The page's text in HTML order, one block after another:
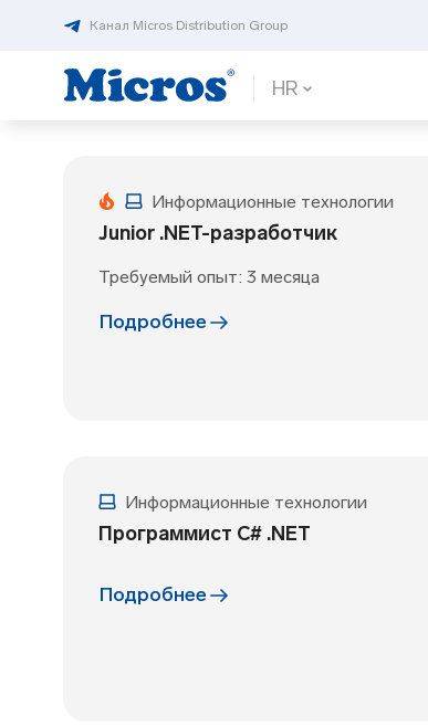
Канал Micros Distribution Group
HR
Информационные технологии
Junior .NET-разработчик
Требуемый опыт: 3 месяца
Подробнее
Информационные технологии
Программист C# .NET
Подробнее